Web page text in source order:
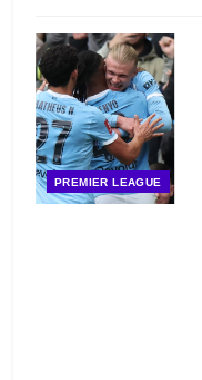
PREMIER LEAGUE